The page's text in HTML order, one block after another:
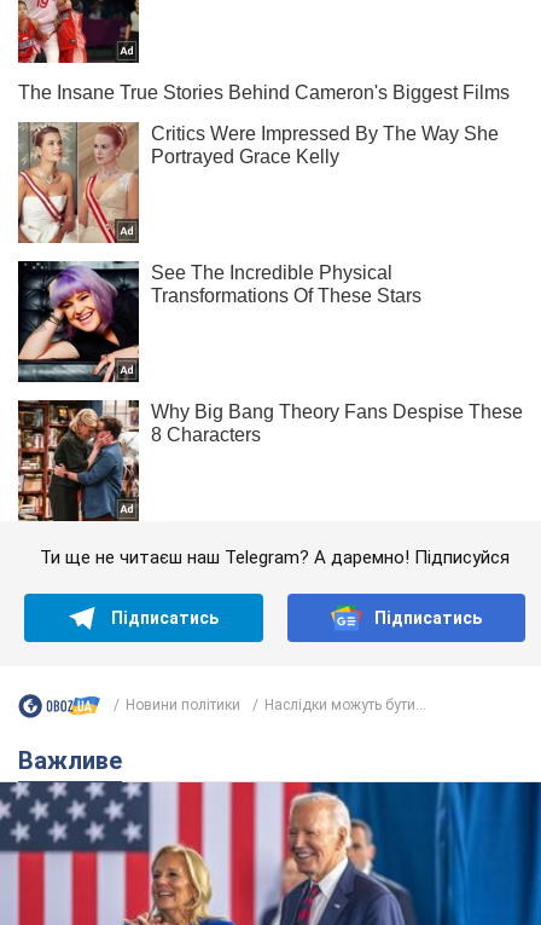
Ти ще не читаєш наш Telegram? А даремно! Підписуйся
Підписатись Підписатись
Новини політики Наслідки можуть бути...
Важливе